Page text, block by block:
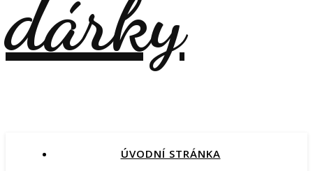
ÚVODNÍ STRÁNKA